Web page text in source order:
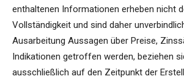
enthaltenen Informationen erheben nicht
Vollständigkeit und sind daher
Ausarbeitung Aussagen über Preise,
Indikationen getroffen werden, beziehen
ausschließlich auf den Zeitpunkt der